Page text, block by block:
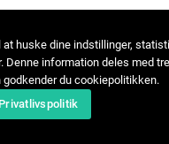
huske dine indstillinger,
Denne information deles med
du cookiepolitikken.
Privatlivspolitik